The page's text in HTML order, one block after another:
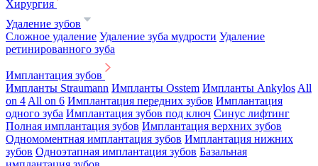
Хирургия
Удаление зубов
Сложное удаление Удаление зуба мудрости Удаление
ретинированного зуба
Имплантация зубов
Импланты Straumann Импланты Osstem Импланты Ankylos All
on 4 All on 6 Имплантация передних зубов Имплантация
одного зуба Имплантация зубов под ключ Синус лифтинг
Полная имплантация зубов Имплантация верхних зубов
Одномоментная имплантация зубов Имплантация нижних
зубов Одноэтапная имплантация зубов Базальная